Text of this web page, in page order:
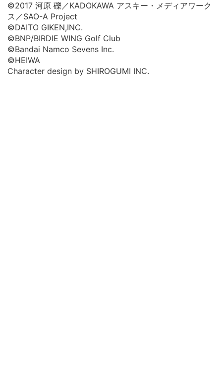
©2017 河原 礫／KADOKAWA アスキー・メディアワーク
ス／SAO-A Project
©DAITO GIKEN,INC.
©BNP/BIRDIE WING Golf Club
©Bandai Namco Sevens Inc.
©HEIWA
Character design by SHIROGUMI INC.